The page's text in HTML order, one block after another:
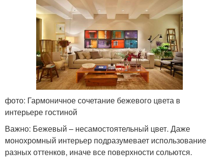
фото: Гармоничное сочетание бежевого цвета в
интерьере гостиной
Важно: Бежевый – несамостоятельный цвет. Даже
монохромный интерьер подразумевает использование
разных оттенков, иначе все поверхности сольются.